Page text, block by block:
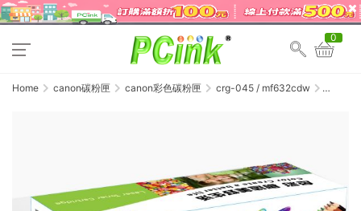
0
Home canon碳粉匣 canon彩色碳粉匣
crg-045 / mf632cdw
CRG045
/